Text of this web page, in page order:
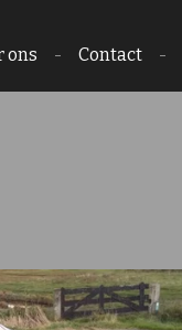
ons Contact